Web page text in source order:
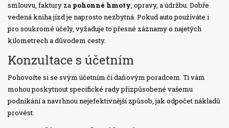
smlouvu, faktury za pohonné hmoty, opravy, a údržbu. Dobře
vedená kniha jízd je naprosto nezbytná. Pokud auto používáte i
pro soukromé účely, vyžaduje to přesné záznamy o najetých
kilometrech a důvodem cesty.
Konzultace s účetním
Pohovořte si se svým účetním či daňovým poradcem. Ti vám
mohou poskytnout specifické rady přizpůsobené vašemu
podnikání a navrhnou nejefektivnější způsob, jak odpočet nákladů
provést.